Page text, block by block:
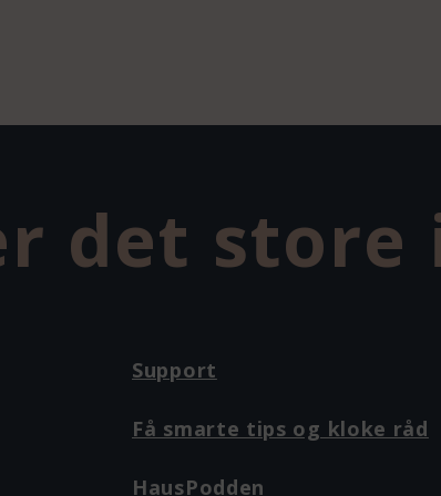
det store
Support
Få smarte tips og kloke råd
HausPodden